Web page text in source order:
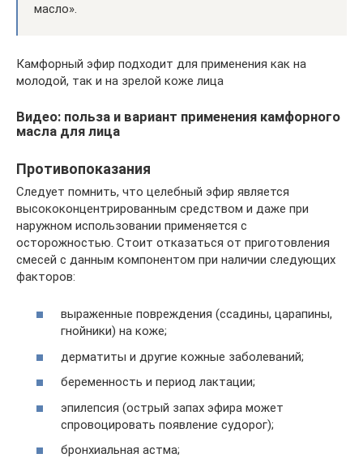
масло».
Камфорный эфир подходит для применения как на
молодой, так и на зрелой коже лица
Видео: польза и вариант применения камфорного
масла для лица
Противопоказания
Следует помнить, что целебный эфир является
высококонцентрированным средством и даже при
наружном использовании применяется с
осторожностью. Стоит отказаться от приготовления
смесей с данным компонентом при наличии следующих
факторов:
выраженные повреждения (ссадины, царапины,
гнойники) на коже;
дерматиты и другие кожные заболеваний;
беременность и период лактации;
эпилепсия (острый запах эфира может
спровоцировать появление судорог);
бронхиальная астма;